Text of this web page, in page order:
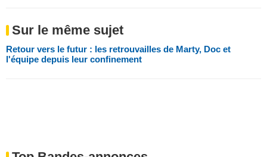
Sur le même sujet
Retour vers le futur : les retrouvailles de Marty, Doc et
l'équipe depuis leur confinement